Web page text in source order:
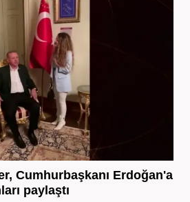
Cumhurbaşkanı Erdoğan'a
paylaştı